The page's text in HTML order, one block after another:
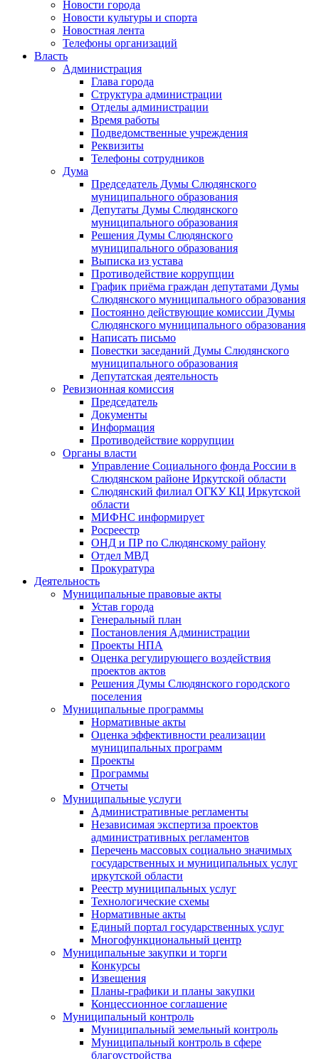
Новости города
Новости культуры и спорта
Новостная лента
Телефоны организаций
Власть
Администрация
Глава города
Структура администрации
Отделы администрации
Время работы
Подведомственные учреждения
Реквизиты
Телефоны сотрудников
Дума
Председатель Думы Слюдянского
муниципального образования
Депутаты Думы Слюдянского
муниципального образования
Решения Думы Слюдянского
муниципального образования
Выписка из устава
Противодействие коррупции
График приёма граждан депутатами Думы
Слюдянского муниципального образования
Постоянно действующие комиссии Думы
Слюдянского муниципального образования
Написать письмо
Повестки заседаний Думы Слюдянского
муниципального образования
Депутатская деятельность
Ревизионная комиссия
Председатель
Документы
Информация
Противодействие коррупции
Органы власти
Управление Социального фонда России в
Слюдянском районе Иркутской области
Слюдянский филиал ОГКУ КЦ Иркутской
области
МИФНС информирует
Росреестр
ОНД и ПР по Слюдянскому району
Отдел МВД
Прокуратура
Деятельность
Муниципальные правовые акты
Устав города
Генеральный план
Постановления Администрации
Проекты НПА
Оценка регулирующего воздействия
проектов актов
Решения Думы Слюдянского городского
поселения
Муниципальные программы
Нормативные акты
Оценка эффективности реализации
муниципальных программ
Проекты
Программы
Отчеты
Муниципальные услуги
Административные регламенты
Независимая экспертиза проектов
административных регламентов
Перечень массовых социально значимых
государственных и муниципальных услуг
иркутской области
Реестр муниципальных услуг
Технологические схемы
Нормативные акты
Единый портал государственных услуг
Многофункциональный центр
Муниципальные закупки и торги
Конкурсы
Извещения
Планы-графики и планы закупки
Концессионное соглашение
Муниципальный контроль
Муниципальный земельный контроль
Муниципальный контроль в сфере
благоустройства